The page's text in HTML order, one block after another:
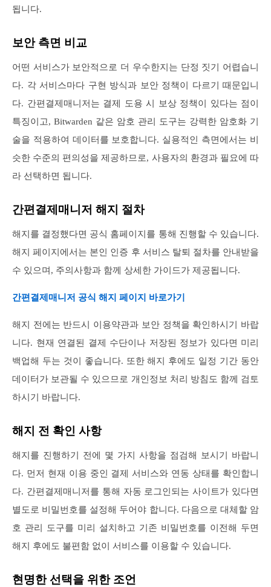
됩니다.
보안 측면 비교
어떤 서비스가 보안적으로 더 우수한지는 단정 짓기 어렵습니
다. 각 서비스마다 구현 방식과 보안 정책이 다르기 때문입니
다. 간편결제매니저는 결제 도용 시 보상 정책이 있다는 점이
특징이고, Bitwarden 같은 암호 관리 도구는 강력한 암호화 기
술을 적용하여 데이터를 보호합니다. 실용적인 측면에서는 비
슷한 수준의 편의성을 제공하므로, 사용자의 환경과 필요에 따
라 선택하면 됩니다.
간편결제매니저 해지 절차
해지를 결정했다면 공식 홈페이지를 통해 진행할 수 있습니다.
해지 페이지에서는 본인 인증 후 서비스 탈퇴 절차를 안내받을
수 있으며, 주의사항과 함께 상세한 가이드가 제공됩니다.
간편결제매니저 공식 해지 페이지 바로가기
해지 전에는 반드시 이용약관과 보안 정책을 확인하시기 바랍
니다. 현재 연결된 결제 수단이나 저장된 정보가 있다면 미리
백업해 두는 것이 좋습니다. 또한 해지 후에도 일정 기간 동안
데이터가 보관될 수 있으므로 개인정보 처리 방침도 함께 검토
하시기 바랍니다.
해지 전 확인 사항
해지를 진행하기 전에 몇 가지 사항을 점검해 보시기 바랍니
다. 먼저 현재 이용 중인 결제 서비스와 연동 상태를 확인합니
다. 간편결제매니저를 통해 자동 로그인되는 사이트가 있다면
별도로 비밀번호를 설정해 두어야 합니다. 다음으로 대체할 암
호 관리 도구를 미리 설치하고 기존 비밀번호를 이전해 두면
해지 후에도 불편함 없이 서비스를 이용할 수 있습니다.
현명한 선택을 위한 조언